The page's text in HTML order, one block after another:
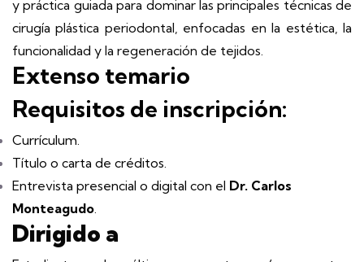
y práctica guiada para dominar las principales técnicas de
cirugía plástica periodontal, enfocadas en la estética, la
funcionalidad y la regeneración de tejidos.
Extenso temario
Requisitos de inscripción:
Currículum.
Título o carta de créditos.
Entrevista presencial o digital con el Dr. Carlos
Monteagudo
Dirigido a